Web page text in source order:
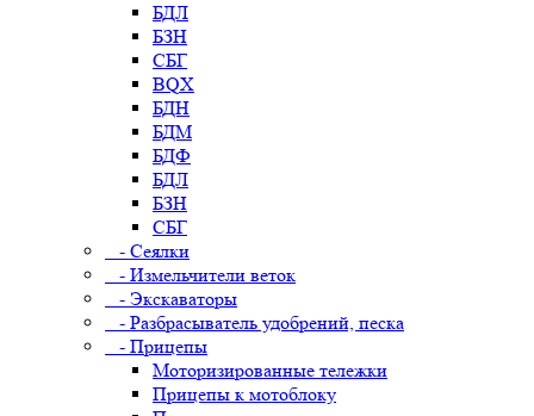
БДЛ
БЗН
СБГ
BQX
БДН
БДМ
БДФ
БДЛ
БЗН
СБГ
- Сеялки
- Измельчители веток
- Экскаваторы
- Разбрасыватель удобрений, песка
- Прицепы
Моторизированные тележки
Прицепы к мотоблоку